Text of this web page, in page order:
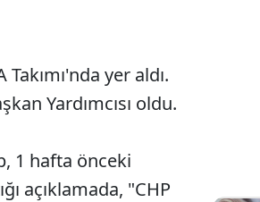
yer aldı.
Yardımcısı oldu.
1 hafta önceki
açıklamada, "CHP